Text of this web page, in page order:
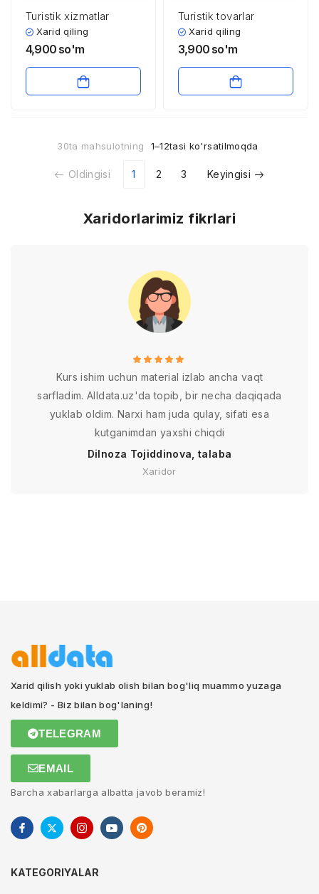
Turistik xizmatlar
Xarid qiling
4,900 so'm
Turistik tovarlar
Xarid qiling
3,900 so'm
30ta mahsulotning 1–12tasi ko'rsatilmoqda
Oldingisi 1 2 3 Keyingisi
Xaridorlarimiz fikrlari
Kurs ishim uchun material izlab ancha vaqt
sarfladim. Alldata.uz'da topib, bir necha daqiqada
yuklab oldim. Narxi ham juda qulay, sifati esa
kutganimdan yaxshi chiqdi
Dilnoza Tojiddinova, talaba
Xaridor
Xarid qilish yoki yuklab olish bilan bog'liq muammo yuzaga
keldimi? - Biz bilan bog'laning!
TELEGRAM
EMAIL
Barcha xabarlarga albatta javob beramiz!
KATEGORIYALAR